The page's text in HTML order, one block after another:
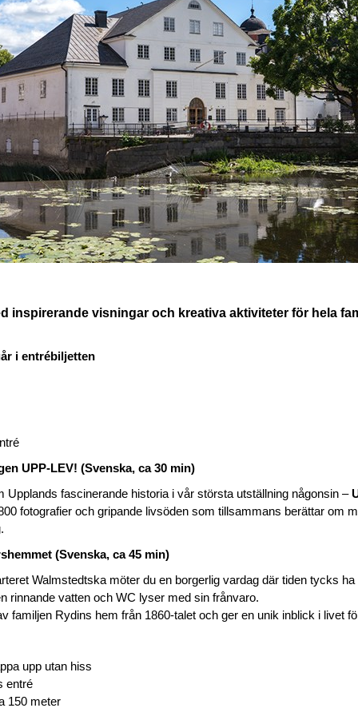
inspirerande visningar och kreativa aktiviteter för hela
i entrébiljetten
UPP-LEV! (Svenska, ca 30 min)
Upplands fascinerande historia i vår största utställning någonsin –
fotografier och gripande livsöden som tillsammans berättar om
(Svenska, ca 45 min)
Walmstedtska möter du en borgerlig vardag där tiden tycks
rinnande vatten och WC lyser med sin frånvaro.
familjen Rydins hem från 1860-talet och ger en unik inblick i livet
upp utan hiss
entré
150 meter